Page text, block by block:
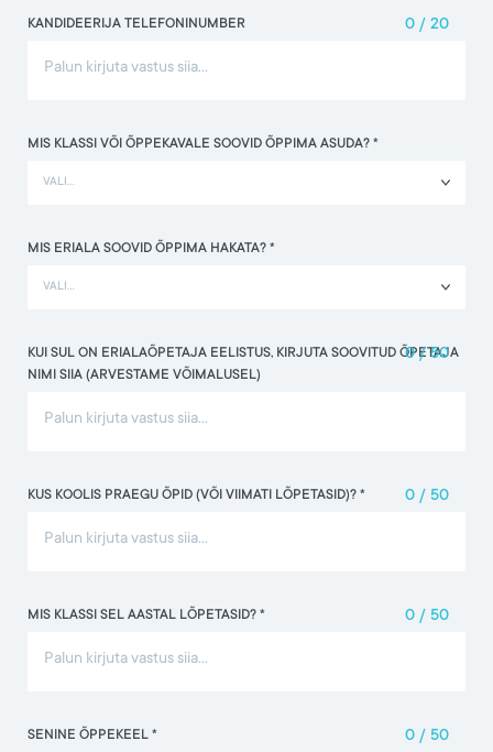
KANDIDEERIJA TELEFONINUMBER 0 / 20
MIS KLASSI VÕI ÕPPEKAVALE SOOVID ÕPPIMA ASUDA? *
VALI...
MIS ERIALA SOOVID ÕPPIMA HAKATA? *
VALI...
KUI SUL ON ERIALAÕPETAJA EELISTUS, KIRJUTA SOOVITUD ÕPETAJA
NIMI SIIA (ARVESTAME VÕIMALUSEL)
0/50
KUS KOOLIS PRAEGU ÕPID (VÕI VIIMATI LÕPETASID)? * 0 / 50
MIS KLASSI SEL AASTAL LÕPETASID? * 0 / 50
SENINE ÕPPEKEEL * 0 / 50